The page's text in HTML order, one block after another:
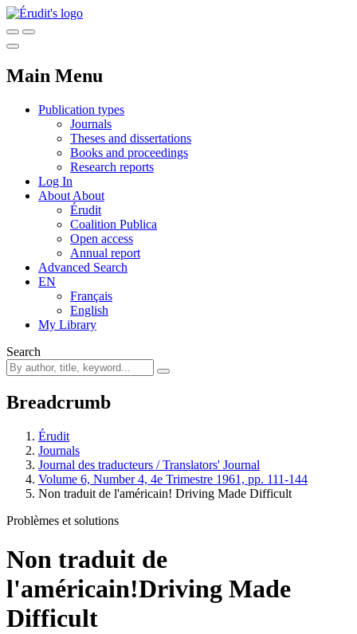
Main Menu
Publication types
Journals
Theses and dissertations
Books and proceedings
Research reports
Log In
About About
Érudit
Coalition Publica
Open access
Annual report
Advanced Search
EN
Français
English
My Library
Search
Breadcrumb
Érudit
Journals
Journal des traducteurs / Translators' Journal
Volume 6, Number 4, 4e Trimestre 1961, pp. 111-144
Non traduit de l'américain! Driving Made Difficult
Problèmes et solutions
Non traduit de
l'américain!Driving Made
Difficult